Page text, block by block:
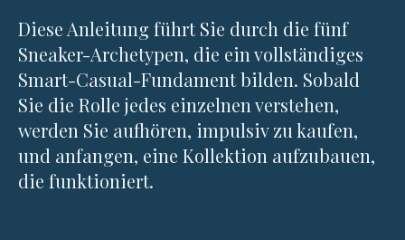
Diese Anleitung führt Sie durch die fünf
Sneaker-Archetypen, die ein vollständiges
Smart-Casual-Fundament bilden. Sobald
Sie die Rolle jedes einzelnen verstehen,
werden Sie aufhören, impulsiv zu kaufen,
und anfangen, eine Kollektion aufzubauen,
die funktioniert.